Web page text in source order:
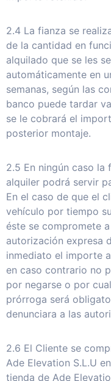
2.4 La fianza se
de la cantidad en
alquilado que se les
automáticamente en
semanas, según las
banco puede tardar
se le cobrará el
posterior montaje.
2.5 En ningún caso la
alquiler podrá servir
En el caso de que el
vehículo por tiempo
éste se compromete
autorización expresa
inmediato el importe
en caso contrario no
por negarse o por
prórroga será
denunciara a las
2.6 El Cliente se
Ade Elevation S.L.U
tienda de Ade